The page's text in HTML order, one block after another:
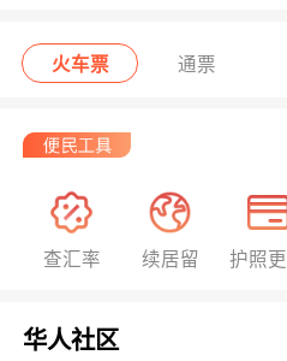
西班牙小偷
火车票 通票
查汇率 续居留 护照
华人社区